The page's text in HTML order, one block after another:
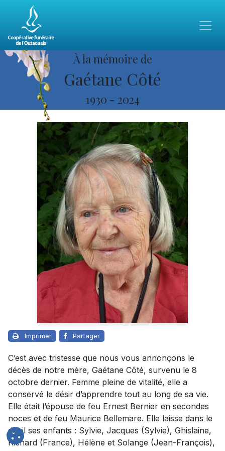
À la mémoire de
Gaétane Côté
1930 - 2024
Imprimer Partager
C’est avec tristesse que nous vous annonçons le
décès de notre mère, Gaétane Côté, survenu le 8
octobre dernier. Femme pleine de vitalité, elle a
conservé le désir d’apprendre tout au long de sa vie.
Elle était l’épouse de feu Ernest Bernier en secondes
noces et de feu Maurice Bellemare. Elle laisse dans le
deuil ses enfants : Sylvie, Jacques (Sylvie), Ghislaine,
Richard (France), Hélène et Solange (Jean-François),